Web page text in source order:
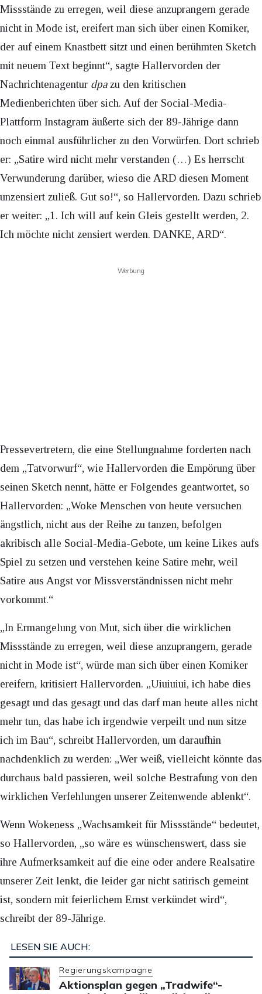
Missstände zu erregen, weil diese anzuprangern gerade
nicht in Mode ist, ereifert man sich über einen Komiker,
der auf einem Knastbett sitzt und einen berühmten Sketch
mit neuem Text beginnt“, sagte Hallervorden der
Nachrichtenagentur dpazu den kritischen
Medienberichten über sich. Auf der Social-Media-
Plattform Instagram äußerte sich der 89-Jährige dann
noch einmal ausführlicher zu den Vorwürfen. Dort schrieb
er: „Satire wird nicht mehr verstanden (…) Es herrscht
Verwunderung darüber, wieso die ARD diesen Moment
unzensiert zuließ. Gut so!“, so Hallervorden. Dazu schrieb
er weiter: „1. Ich will auf kein Gleis gestellt werden, 2.
Ich möchte nicht zensiert werden. DANKE, ARD“.
Werbung
Pressevertretern, die eine Stellungnahme forderten nach
dem „Tatvorwurf“, wie Hallervorden die Empörung über
seinen Sketch nennt, hätte er Folgendes geantwortet, so
Hallervorden: „Woke Menschen von heute versuchen
ängstlich, nicht aus der Reihe zu tanzen, befolgen
akribisch alle Social-Media-Gebote, um keine Likes aufs
Spiel zu setzen und verstehen keine Satire mehr, weil
Satire aus Angst vor Missverständnissen nicht mehr
vorkommt.“
„In Ermangelung von Mut, sich über die wirklichen
Missstände zu erregen, weil diese anzuprangern, gerade
nicht in Mode ist“, würde man sich über einen Komiker
ereifern, kritisiert Hallervorden. „Uiuiuiui, ich habe dies
gesagt und das gesagt und das darf man heute alles nicht
mehr tun, das habe ich irgendwie verpeilt und nun sitze
ich im Bau“, schreibt Hallervorden, um daraufhin
nachdenklich zu werden: „Wer weiß, vielleicht könnte das
durchaus bald passieren, weil solche Bestrafung von den
wirklichen Verfehlungen unserer Zeitenwende ablenkt“.
Wenn Wokeness „Wachsamkeit für Missstände“ bedeutet,
so Hallervorden, „so wäre es wünschenswert, dass sie
ihre Aufmerksamkeit auf die eine oder andere Realsatire
unserer Zeit lenkt, die leider gar nicht satirisch gemeint
ist, sondern mit feierlichem Ernst verkündet wird“,
schreibt der 89-Jährige.
LESEN SIE AUCH:
Regierungskampagne
Aktionsplan gegen „Tradwife“-